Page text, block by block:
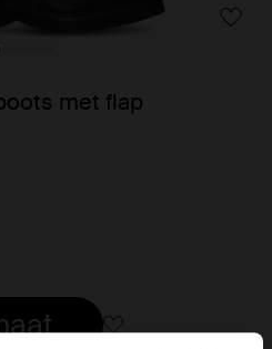
met flap